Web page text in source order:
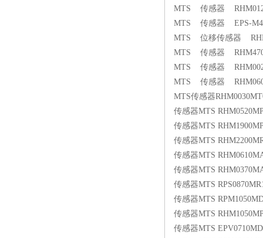
MTS 传感器
MTS 传感器 EPS-
MTS 位移传感器
MTS 传感器
MTS 传感器
MTS 传感器
MTS传感器
传感器MTS
传感器MTS
传感器MTS
传感器MTS
传感器MTS
传感器MTS
传感器MTS
传感器MTS
传感器MTS